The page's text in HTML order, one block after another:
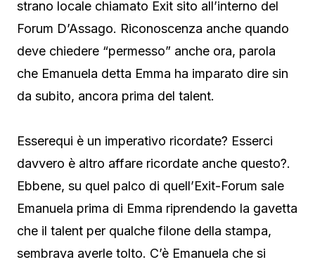
strano locale chiamato Exit sito all’interno del
Forum D’Assago. Riconoscenza anche quando
deve chiedere “permesso” anche ora, parola
che Emanuela detta Emma ha imparato dire sin
da subito, ancora prima del talent.
Esserequi è un imperativo ricordate? Esserci
davvero è altro affare ricordate anche questo?.
Ebbene, su quel palco di quell’Exit-Forum sale
Emanuela prima di Emma riprendendo la gavetta
che il talent per qualche filone della stampa,
sembrava averle tolto. C’è Emanuela che si